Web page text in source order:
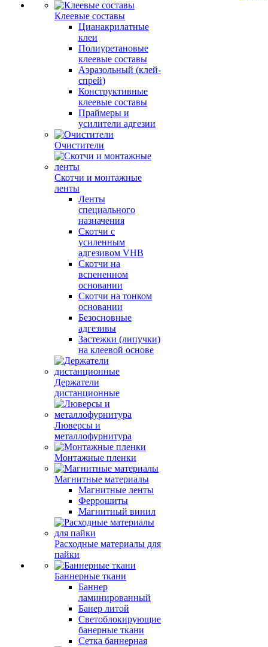
Клеевые составы
Цианакрилатные
клеи
Полиуретановые
клеевые составы
Аэразольный (клей-
спрей)
Конструктивные
клеевые составы
Праймеры и
усилители адгезии
Очистители
Скотчи и монтажные
ленты
Ленты
специального
назначения
Скотчи с
усиленным
адгезивом VHB
Скотчи на
вспененном
основании
Скотчи на тонком
основании
Безосновные
адгезивы
Застежки (липучки)
на клеевой основе
Держатели
дистанционные
Люверсы и
металлофурнитура
Монтажные пленки
Магнитные материалы
Магнитные ленты
Феррошиты
Магнитный винил
Расходные материалы для
пайки
Баннерные ткани
Баннер
ламинированный
Банер литой
Светоблокирующие
банерные ткани
Сетка баннерная